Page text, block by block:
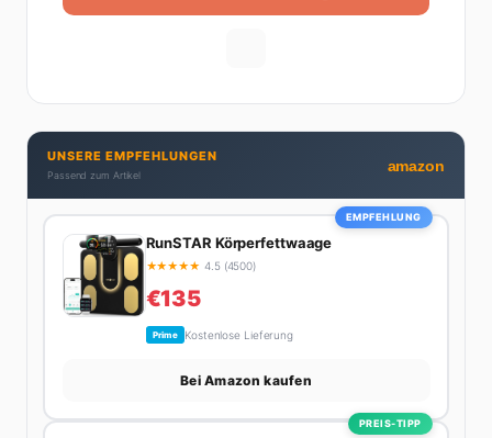
UNSERE EMPFEHLUNGEN
Passend zum Artikel
amazon
EMPFEHLUNG
RunSTAR Körperfettwaage
★★★★★ 4.5 (4500)
€135
Prime Kostenlose Lieferung
Bei Amazon kaufen
PREIS-TIPP